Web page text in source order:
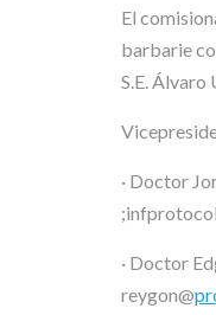
El
barbarie
S.E. Álvaro
· Doctor
· Doctor
reygon@